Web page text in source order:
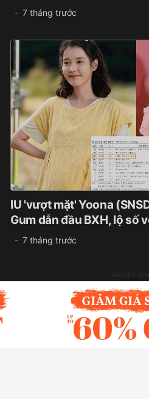
7 tháng trước
IU 'vượt mặt' Yoona
Gum dẫn đầu BXH, lộ số
7 tháng trước